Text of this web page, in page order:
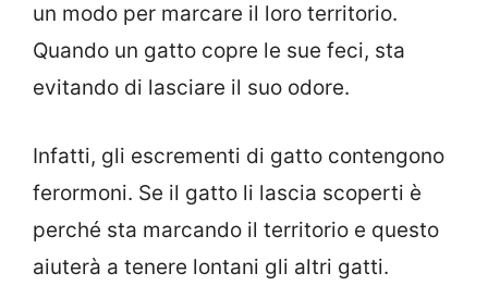
un modo per marcare il loro territorio.
Quando un gatto copre le sue feci, sta
evitando di lasciare il suo odore.
Infatti, gli escrementi di gatto contengono
ferormoni. Se il gatto li lascia scoperti è
perché sta marcando il territorio e questo
aiuterà a tenere lontani gli altri gatti.